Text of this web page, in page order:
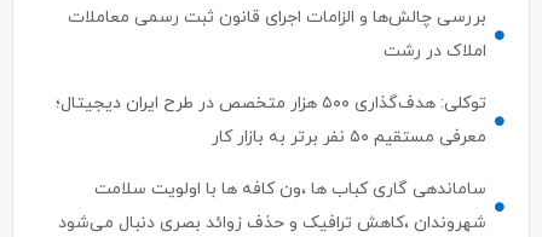
بررسی چالش‌ها و الزامات اجرای قانون ثبت رسمی معاملات
املاک در رشت
توکلی: هدف‌گذاری ۵۰۰ هزار متخصص در طرح ایران دیجیتال؛
معرفی مستقیم ۵۰ نفر برتر به بازار کار
ساماندهی گاری کباب ها ،ون کافه ها با اولویت سلامت
شهروندان ،کاهش ترافیک و حذف زوائد بصری دنبال می‌شود